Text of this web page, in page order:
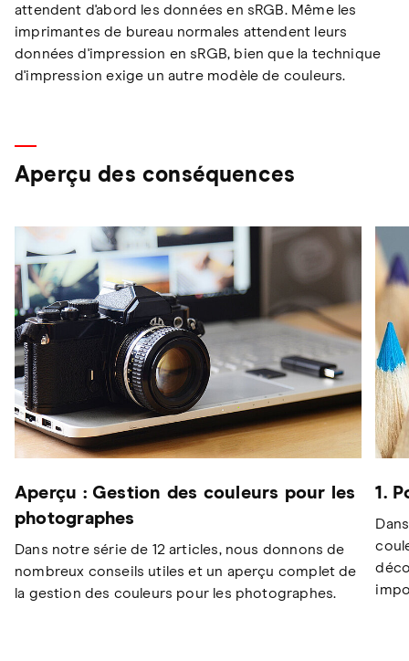
attendent d'abord les données en sRGB. Même les
imprimantes de bureau normales attendent leurs
données d'impression en sRGB, bien que la technique
d'impression exige un autre modèle de couleurs.
Aperçu des conséquences
Aperçu : Gestion des couleurs pour les
photographes
Dans notre série de 12 articles, nous donnons de
nombreux conseils utiles et un aperçu complet de
la gestion des couleurs pour les photographes.
1.